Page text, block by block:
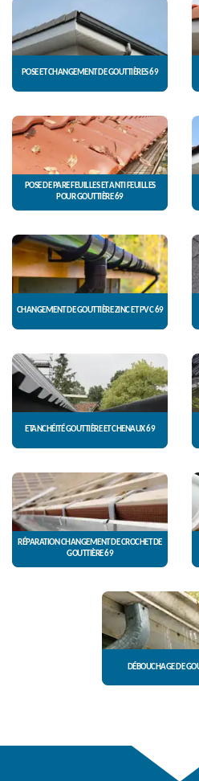
POSE ET CHANGEMENT DE GOUTTIÈRES 69
POSE DE PARE FEUILLES ET ANTI FEUILLES
POUR GOUTTIÈRE 69
CHANGEMENT DE GOUTTIÈRE ZINC ET PVC 69
ETANCHÉITÉ GOUTTIÈRE ET CHENAUX 69
RÉPARATION CHANGEMENT DE CROCHET DE
GOUTTIÈRE 69
DÉBOUCHAGE DE